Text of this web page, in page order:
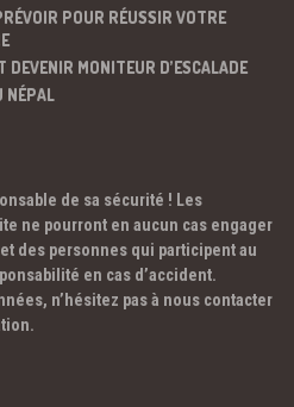
POUR RÉUSSIR VOTRE
MONITEUR D’ESCALADE
NÉPAL
de sa sécurité ! Les
ne pourront en aucun cas engager
des personnes qui participent au
en cas d’accident.
n’hésitez pas à nous contacter